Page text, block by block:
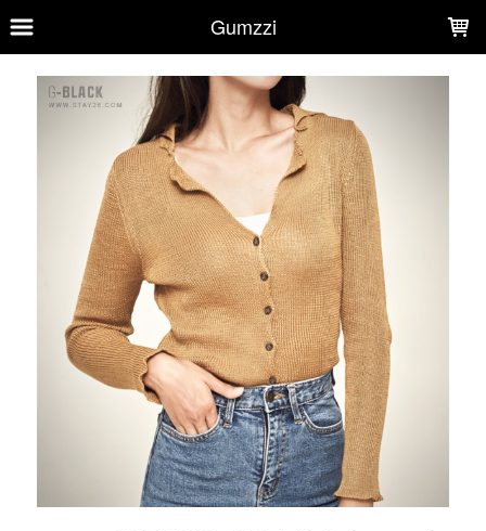
Gumzzi